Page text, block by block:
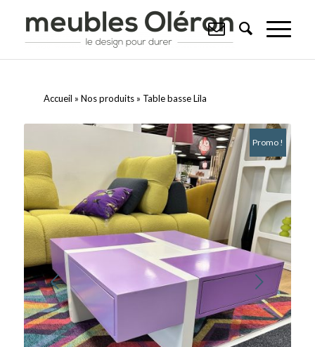
Accueil »Nos produits » Table basse Lila
Promo !
Suivant